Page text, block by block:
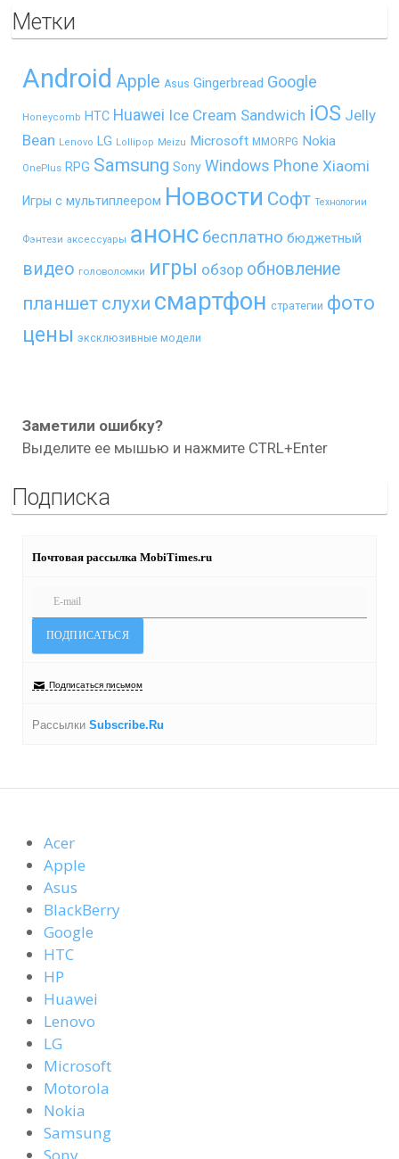
Метки
Android Apple Asus Gingerbread Google
Honeycomb HTC Huawei Ice Cream Sandwich iOS Jelly
Bean Lenovo LG Lollipop Meizu Microsoft MMORPG Nokia
OnePlus RPG Samsung Sony Windows Phone Xiaomi
Игры с мультиплеером Новости Софт Технологии
Фэнтези аксессуары анонс бесплатно бюджетный
видео головоломки игры обзор обновление
планшет слухи смартфон стратегии фото
цены эксклюзивные модели
Заметили ошибку?
Выделите ее мышью и нажмите CTRL+Enter
Подписка
Почтовая рассылка MobiTimes.ru
Подписаться письмом
Рассылки Subscribe.Ru
Acer
Apple
Asus
BlackBerry
Google
HTC
HP
Huawei
Lenovo
LG
Microsoft
Motorola
Nokia
Samsung